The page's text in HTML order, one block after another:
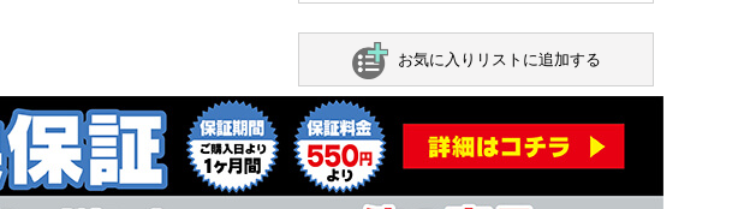
お気に入りリストに追加する